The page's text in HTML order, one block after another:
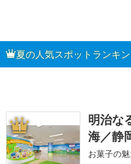
夏の人気スポットランキン
1
明治な
海／静
お菓子の